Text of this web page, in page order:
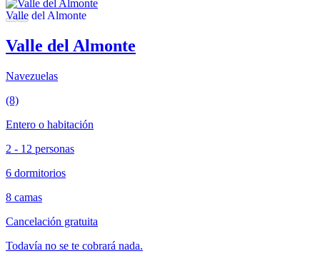
Valle del Almonte
Navezuelas
(8)
Entero o habitación
2 - 12 personas
6 dormitorios
8 camas
Cancelación gratuita
Todavía no se te cobrará nada.